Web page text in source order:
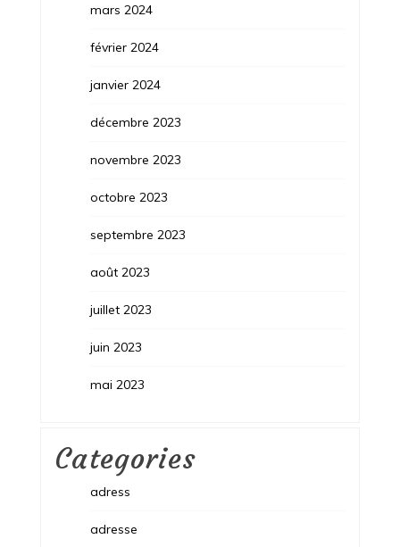
mars 2024
février 2024
janvier 2024
décembre 2023
novembre 2023
octobre 2023
septembre 2023
août 2023
juillet 2023
juin 2023
mai 2023
Categories
adress
adresse